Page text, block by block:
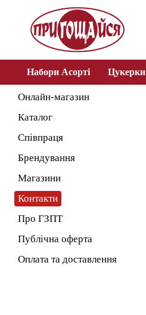
Перейти до основного контенту
Набори Асорті Цукерки
Онлайн-магазин
Каталог
Співпраця
Брендування
Магазини
Контакти
Про ГЗПТ
Публічна оферта
Оплата та доставлення